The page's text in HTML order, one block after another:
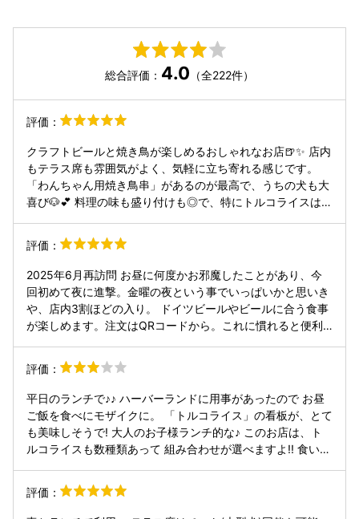
総合評価： 4.0 （全222件）
評価：
クラフトビールと焼き鳥が楽しめるおしゃれなお店🍺✨ 店内
もテラス席も雰囲気がよく、気軽に立ち寄れる感じです。
「わんちゃん用焼き鳥串」があるのが最高で、うちの犬も大
喜び🐶💕 料理の味も盛り付けも◎で、特にトルコライスはボ
評価：
2025年6月再訪問 お昼に何度かお邪魔したことがあり、今
回初めて夜に進撃。金曜の夜という事でいっぱいかと思いき
や、店内3割ほどの入り。 ドイツビールやビールに合う食事
が楽しめます。注文はQRコードから。これに慣れると便利
いよね👍 まずは初手はビールから。奥さんは今回ドライバー
のため、アルコールは我慢してもらいました笑笑。飲み物、
食事ともに提供スピードは◎。テラス席もありますが少し蒸
し暑かったんで今回は店内でした‥がこれが失敗😔😔 まー2
席となりの6名ほどの女性客がうるさい、うるさい⚡️アルコー
ル入ってるから声量はただでさえ大きいのに、いきなりキン
キン声で笑いだすわ、もーひどいひどい。歳の頃なら20代後
の悪口や自慢話等々。せっかく美味しい料理食べにきてるの
評価：
平日のランチで♪♪ ハーバーランドに用事があったので お昼
ご飯を食べにモザイクに。 「トルコライス」の看板が、とて
も美味しそうで! 大人のお子様ランチ的な♪ このお店は、ト
ルコライスも数種類あって 組み合わせが選べますよ!! 食いし
キンカツ・ハンバーグ・スパゲティと玉ねぎバターライス・
サラダがのってます。 淡路島の食材を使ったものが多くて
嬉しいですね♪ ご馳走様でした♪
評価：